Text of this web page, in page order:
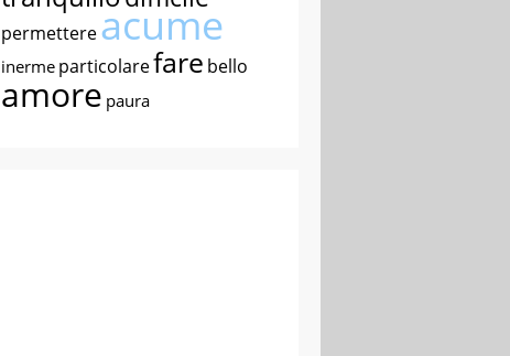
permettereacume
inerme particolarefare bello
amore paura